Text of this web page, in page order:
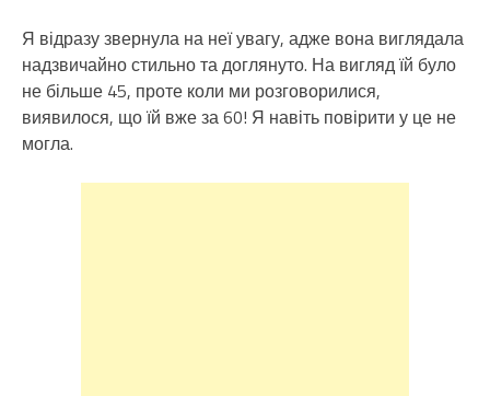
Я відразу звернула на неї увагу, адже вона виглядала
надзвичайно стильно та доглянуто. На вигляд їй було
не більше 45, проте коли ми розговорилися,
виявилося, що їй вже за 60! Я навіть повірити у це не
могла.